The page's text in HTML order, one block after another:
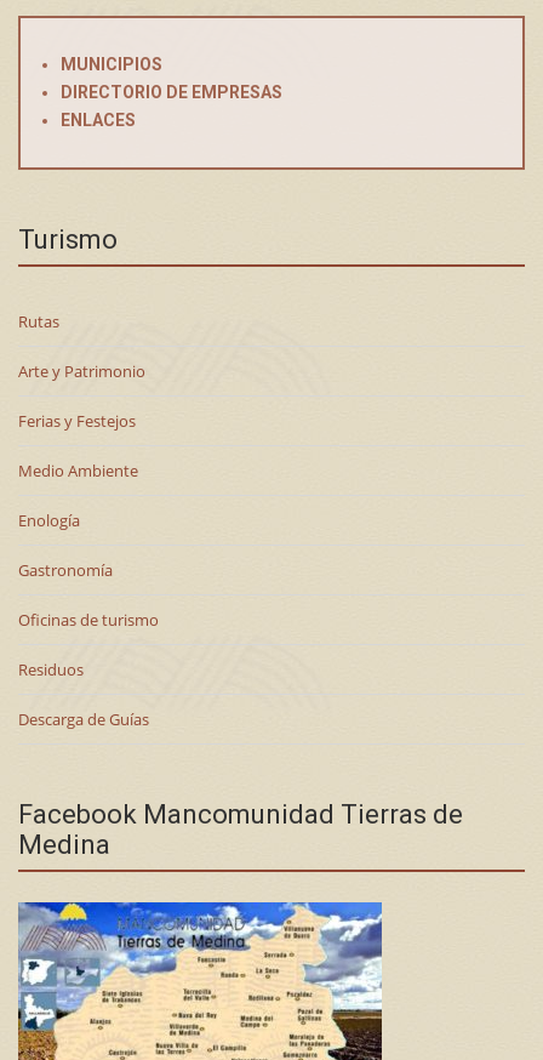
MUNICIPIOS
DIRECTORIO DE EMPRESAS
ENLACES
Turismo
Rutas
Arte y Patrimonio
Ferias y Festejos
Medio Ambiente
Enología
Gastronomía
Oficinas de turismo
Residuos
Descarga de Guías
Facebook Mancomunidad Tierras de
Medina